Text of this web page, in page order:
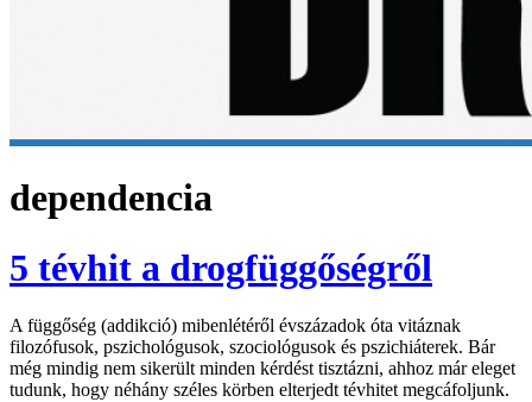
dependencia
5 tévhit a drogfüggőségről
A függőség (addikció) mibenlétéről évszázadok óta vitáznak
filozófusok, pszichológusok, szociológusok és pszichiáterek. Bár
még mindig nem sikerült minden kérdést tisztázni, ahhoz már eleget
tudunk, hogy néhány széles körben elterjedt tévhitet megcáfoljunk.